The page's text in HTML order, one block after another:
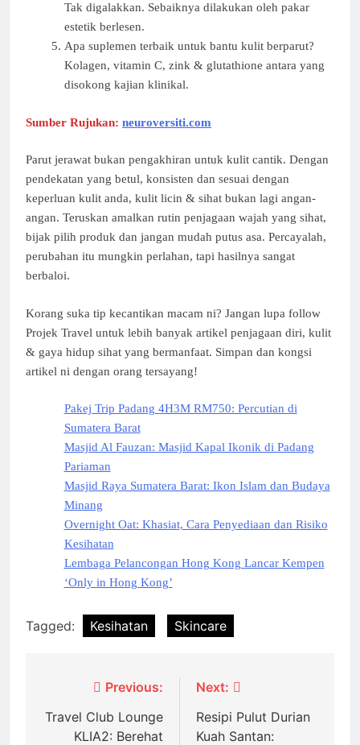
Tak digalakkan. Sebaiknya dilakukan oleh pakar
estetik berlesen.
Apa suplemen terbaik untuk bantu kulit berparut?
Kolagen, vitamin C, zink & glutathione antara yang
disokong kajian klinikal.
Sumber Rujukan: neuroversiti.com
Parut jerawat bukan pengakhiran untuk kulit cantik. Dengan
pendekatan yang betul, konsisten dan sesuai dengan
keperluan kulit anda, kulit licin & sihat bukan lagi angan-
angan. Teruskan amalkan rutin penjagaan wajah yang sihat,
bijak pilih produk dan jangan mudah putus asa. Percayalah,
perubahan itu mungkin perlahan, tapi hasilnya sangat
berbaloi.
Korang suka tip kecantikan macam ni? Jangan lupa follow
Projek Travel untuk lebih banyak artikel penjagaan diri, kulit
& gaya hidup sihat yang bermanfaat. Simpan dan kongsi
artikel ni dengan orang tersayang!
Pakej Trip Padang 4H3M RM750: Percutian di
Sumatera Barat
Masjid Al Fauzan: Masjid Kapal Ikonik di Padang
Pariaman
Masjid Raya Sumatera Barat: Ikon Islam dan Budaya
Minang
Overnight Oat: Khasiat, Cara Penyediaan dan Risiko
Kesihatan
Lembaga Pelancongan Hong Kong Lancar Kempen
‘Only in Hong Kong’
Tagged: Kesihatan Skincare
navigation
Previous:
Travel Club Lounge
KLIA2: Berehat
Next:
Resipi Pulut Durian
Kuah Santan: